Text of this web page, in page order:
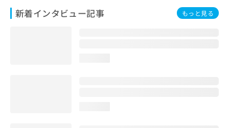
新着インタビュー記事 もっと見る